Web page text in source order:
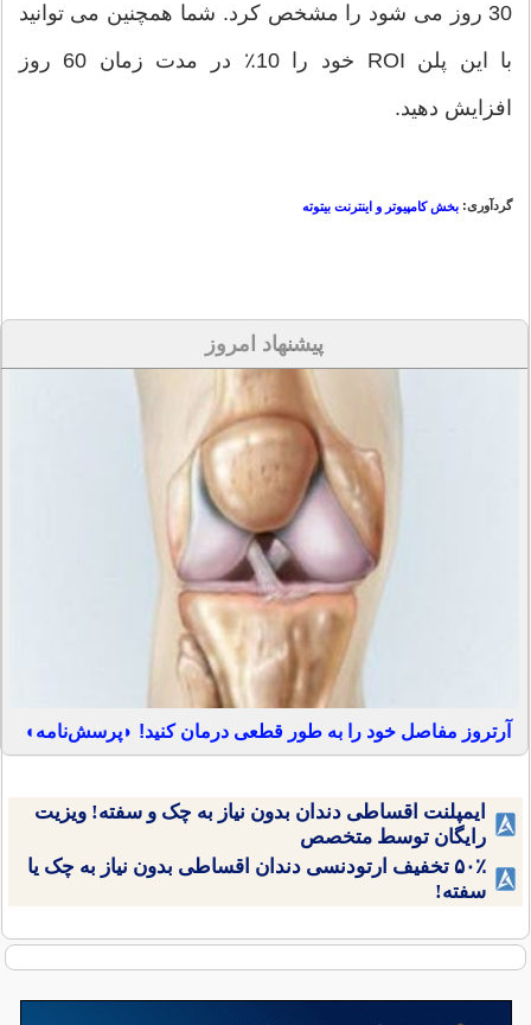
30 روز می شود را مشخص کرد. شما همچنین می توانید
با این پلن ROI خود را 10٪ در مدت زمان 60 روز
افزایش دهید.
گردآوری: بخش کامپیوتر و اینترنت بیتوته
پیشنهاد امروز
آرتروز مفاصل خود را به طور قطعی درمان کنید! ◗پرسش‌نامه◖
ایمپلنت اقساطی دندان بدون نیاز به چک و سفته! ویزیت
رایگان توسط متخصص
۵۰٪ تخفیف ارتودنسی دندان اقساطی بدون نیاز به چک یا
سفته!